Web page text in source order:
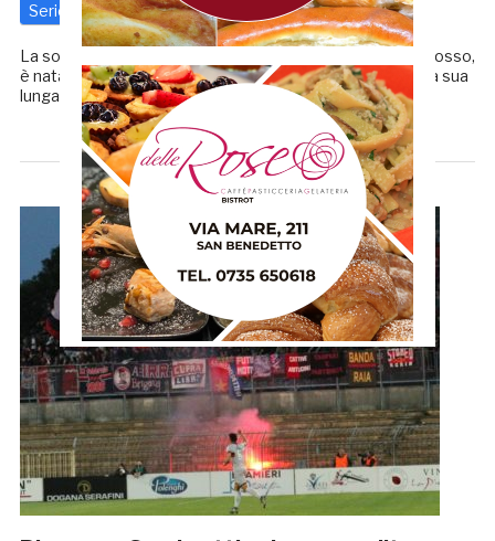
Serie C 19 Febbraio 2020 Redazione GRB
La società emiliana, i cui colori sociali sono il bianco ed il rosso,
è nata nel 1919 ed ha subito preso parte alla Serie A. Nella sua
lunga storia il club ha militato per 10 […]